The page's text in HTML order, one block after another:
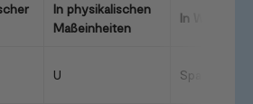
In physikalischen
Maßeinheiten
In Worten
U Spannung